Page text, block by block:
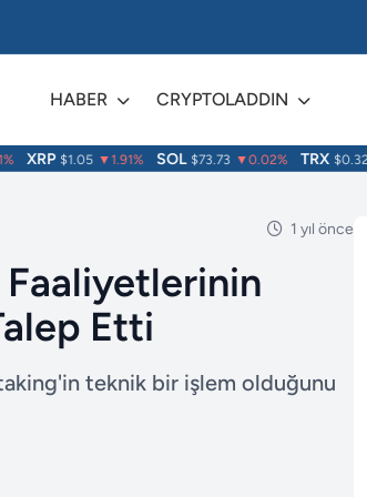
HABER CRYPTOLADDIN
XRP $1.05 ▼1.91% SOL $73.73 ▼0.02% TRX $0.3263
1 yıl önce
Etti
teknik bir işlem olduğunu